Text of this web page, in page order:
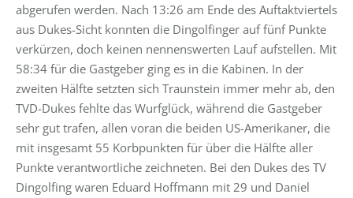
abgerufen werden. Nach 13:26 am Ende des Auftaktviertels
aus Dukes-Sicht konnten die Dingolfinger auf fünf Punkte
verkürzen, doch keinen nennenswerten Lauf aufstellen. Mit
58:34 für die Gastgeber ging es in die Kabinen. In der
zweiten Hälfte setzten sich Traunstein immer mehr ab, den
TVD-Dukes fehlte das Wurfglück, während die Gastgeber
sehr gut trafen, allen voran die beiden US-Amerikaner, die
mit insgesamt 55 Korbpunkten für über die Hälfte aller
Punkte verantwortliche zeichneten. Bei den Dukes des TV
Dingolfing waren Eduard Hoffmann mit 29 und Daniel